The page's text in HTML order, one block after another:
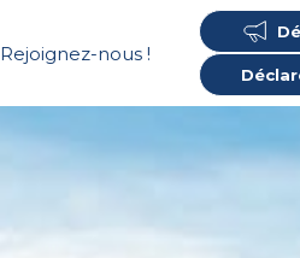
Rejoignez-nous !